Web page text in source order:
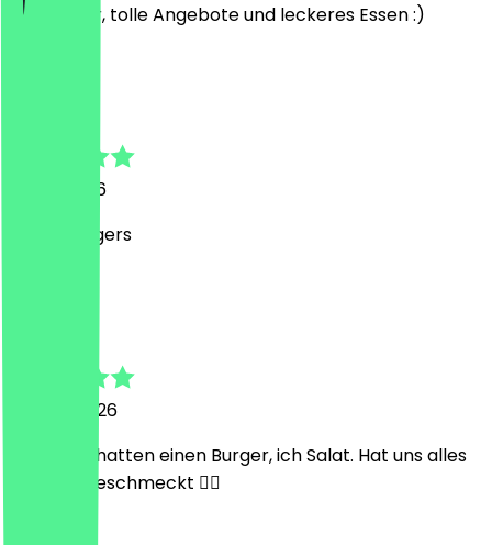
alles super, tolle Angebote und leckeres Essen :)
17. Juli 2026
Great Burgers
20. Juni 2026
Die Jungs hatten einen Burger, ich Salat. Hat uns alles
sehr gut geschmeckt 👍🏻